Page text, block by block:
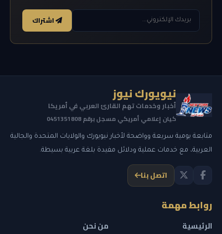
اشتراك
نيويورك نيوز
أخبار وخدمات تهم القارئ العربي في أمريكا
كيان إعلامي أمريكي مسجل برقم 0451351808
متابعة يومية سريعة وواضحة لأخبار نيويورك والولايات المتحدة والجالية
العربية، مع خدمات عملية ودلائل مفيدة بلغة عربية بسيطة.
اتصل بنا
روابط مهمة
الرئيسية من نحن